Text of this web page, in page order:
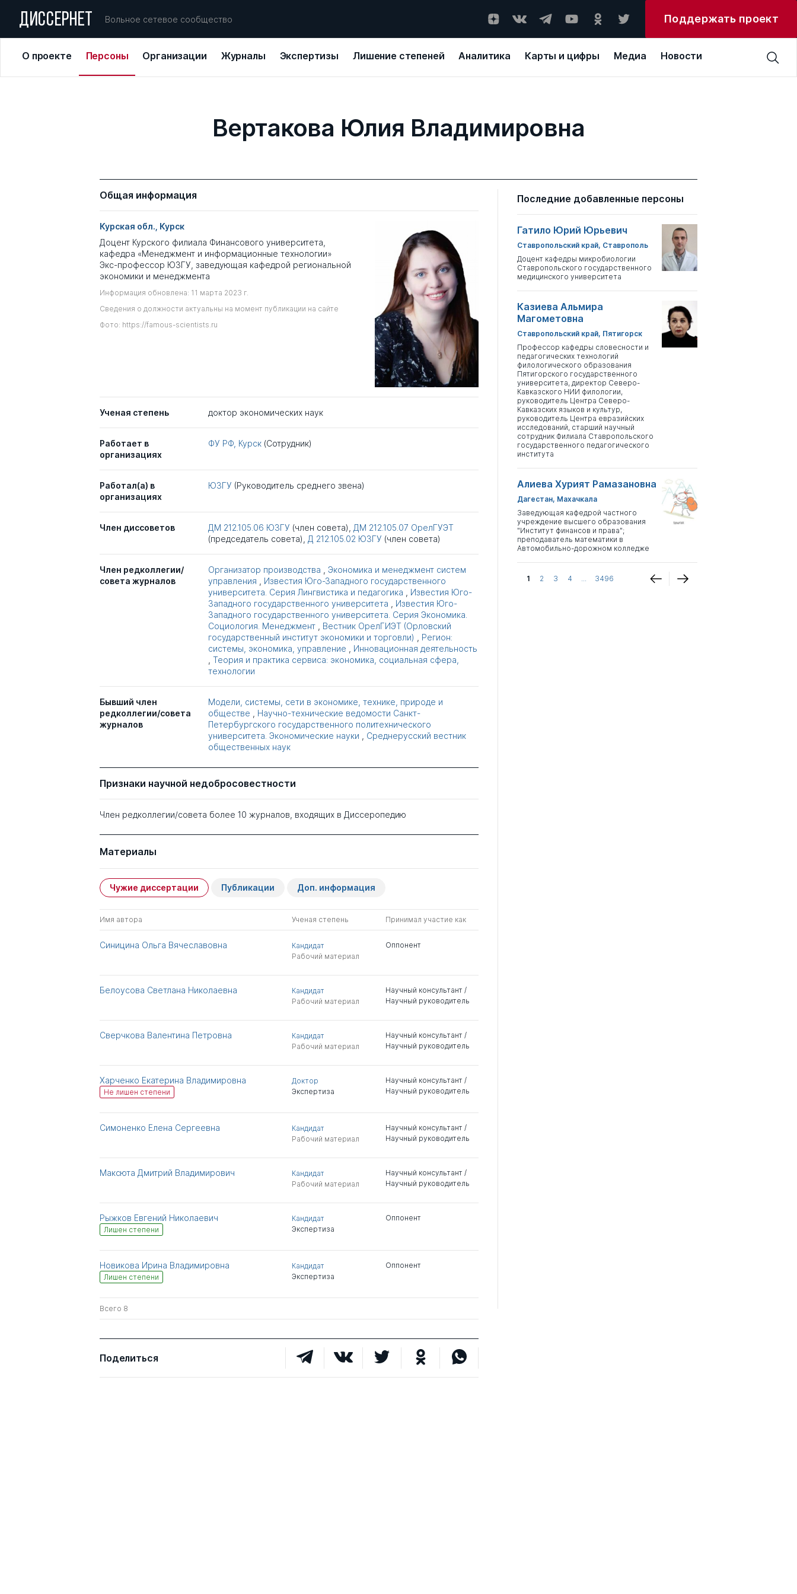
ДИССЕРНЕТ Вольное сетевое сообщество Поддержать проект
О проекте Персоны Организации Журналы Экспертизы Лишение степеней Аналитика Карты и цифры Медиа Новости
Вертакова Юлия Владимировна
Общая информация
Курская обл., Курск
Доцент Курского филиала Финансового университета,
кафедра «Менеджмент и информационные технологии»
Экс-профессор ЮЗГУ, заведующая кафедрой региональной
экономики и менеджмента
Информация обновлена: 11 марта 2023 г.
Сведения о должности актуальны на момент публикации на сайте
Фото: https://famous-scientists.ru
Ученая степень доктор экономических наук
Работает в
организациях
ФУ РФ, Курск (Сотрудник)
Работал(а) в
организациях
ЮЗГУ (Руководитель среднего звена)
Член диссоветов ДМ 212.105.06 ЮЗГУ (член совета), ДМ 212.105.07 ОрелГУЭТ
(председатель совета), Д 212.105.02 ЮЗГУ (член совета)
Член редколлегии/
совета журналов
Организатор производства
Экономика и менеджмент систем
управления
Известия Юго-Западного государственного
университета. Серия Лингвистика и педагогика
Известия Юго-
Западного государственного университета
Известия Юго-
Западного государственного университета. Серия Экономика.
Социология. Менеджмент
Вестник ОрелГИЭТ (Орловский
государственный институт экономики и торговли)
Регион:
системы, экономика, управление
Инновационная деятельность
Теория и практика сервиса: экономика, социальная сфера,
технологии
Бывший член
редколлегии/совета
журналов
Модели, системы, сети в экономике, технике, природе и
обществе
Научно-технические ведомости Санкт-
Петербургского государственного политехнического
университета. Экономические науки
Среднерусский вестник
общественных наук
Признаки научной недобросовестности
Член редколлегии/совета более 10 журналов, входящих в Диссеропедию
Материалы
Чужие диссертации Публикации Доп. информация
Имя автора Ученая степень Принимал участие как
Синицина Ольга Вячеславовна
Кандидат
Рабочий материал
Оппонент
Белоусова Светлана Николаевна
Кандидат
Рабочий материал
Научный консультант /
Научный руководитель
Сверчкова Валентина Петровна
Кандидат
Рабочий материал
Научный консультант /
Научный руководитель
Харченко Екатерина Владимировна
Не лишен степени
Доктор
Экспертиза
Научный консультант /
Научный руководитель
Симоненко Елена Сергеевна
Кандидат
Рабочий материал
Научный консультант /
Научный руководитель
Максюта Дмитрий Владимирович
Кандидат
Рабочий материал
Научный консультант /
Научный руководитель
Рыжков Евгений Николаевич
Лишен степени
Кандидат
Экспертиза
Оппонент
Новикова Ирина Владимировна
Лишен степени
Кандидат
Экспертиза
Оппонент
Всего 8
Поделиться
Последние добавленные персоны
Гатило Юрий Юрьевич
Ставропольский край, Ставрополь
Доцент кафедры микробиологии
Ставропольского государственного
медицинского университета
Казиева Альмира
Магометовна
Ставропольский край, Пятигорск
Профессор кафедры словесности и
педагогических технологий
филологического образования
Пятигорского государственного
университета, директор Северо-
Кавказского НИИ филологии,
руководитель Центра Северо-
Кавказских языков и культур,
руководитель Центра евразийских
исследований, старший научный
сотрудник Филиала Ставропольского
государственного педагогического
института
Алиева Хурият Рамазановна
Дагестан, Махачкала
Заведующая кафедрой частного
учреждение высшего образования
"Институт финансов и права";
преподаватель математики в
Автомобильно-дорожном колледже
1 2 3 4 ... 3496